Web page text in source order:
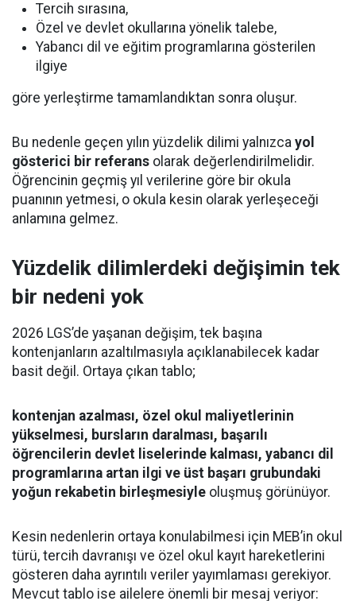
Tercih sırasına,
Özel ve devlet okullarına yönelik talebe,
Yabancı dil ve eğitim programlarına gösterilen
ilgiye
göre yerleştirme tamamlandıktan sonra oluşur.
Bu nedenle geçen yılın yüzdelik dilimi yalnızca yol
gösterici bir referans olarak değerlendirilmelidir.
Öğrencinin geçmiş yıl verilerine göre bir okula
puanının yetmesi, o okula kesin olarak yerleşeceği
anlamına gelmez.
Yüzdelik dilimlerdeki değişimin tek
bir nedeni yok
2026 LGS’de yaşanan değişim, tek başına
kontenjanların azaltılmasıyla açıklanabilecek kadar
basit değil. Ortaya çıkan tablo;
kontenjan azalması, özel okul maliyetlerinin
yükselmesi, bursların daralması, başarılı
öğrencilerin devlet liselerinde kalması, yabancı dil
programlarına artan ilgi ve üst başarı grubundaki
yoğun rekabetin birleşmesiyle oluşmuş görünüyor.
Kesin nedenlerin ortaya konulabilmesi için MEB’in okul
türü, tercih davranışı ve özel okul kayıt hareketlerini
gösteren daha ayrıntılı veriler yayımlaması gerekiyor.
Mevcut tablo ise ailelere önemli bir mesaj veriyor: